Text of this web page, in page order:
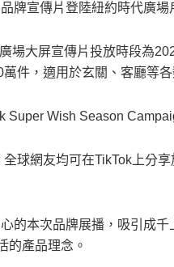
牌宣傳片登陸紐約時代廣場
場大屏宣傳片投放時段為
件，適用於玄關、客廳等
Super Wish Season
球網友均可在TikTok上分
的本次品牌展播，吸引成
的產品理念。